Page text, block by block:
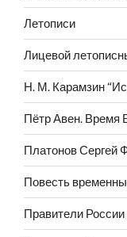
Летописи
Лицевой
Н. М. Карамзин
Пётр Авен. Время
Платонов Сергей
Повесть
Правители России